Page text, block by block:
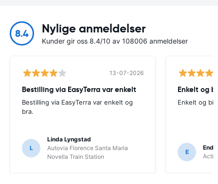
8.4 Nylige anmeldelser
Kunder gir oss 8.4/10 av 108006 anmeldelser
13-07-2026
Bestilling via EasyTerra var enkelt
Bestilling via EasyTerra var enkelt og
bra.
L
Linda Lyngstad
Autovia Florence Santa Maria
Novella Train Station
Enkelt og
Enkelt og
E